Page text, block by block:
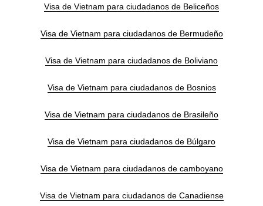
Visa de Vietnam para ciudadanos de Beliceños
Visa de Vietnam para ciudadanos de Bermudeño
Visa de Vietnam para ciudadanos de Boliviano
Visa de Vietnam para ciudadanos de Bosnios
Visa de Vietnam para ciudadanos de Brasileño
Visa de Vietnam para ciudadanos de Búlgaro
Visa de Vietnam para ciudadanos de camboyano
Visa de Vietnam para ciudadanos de Canadiense